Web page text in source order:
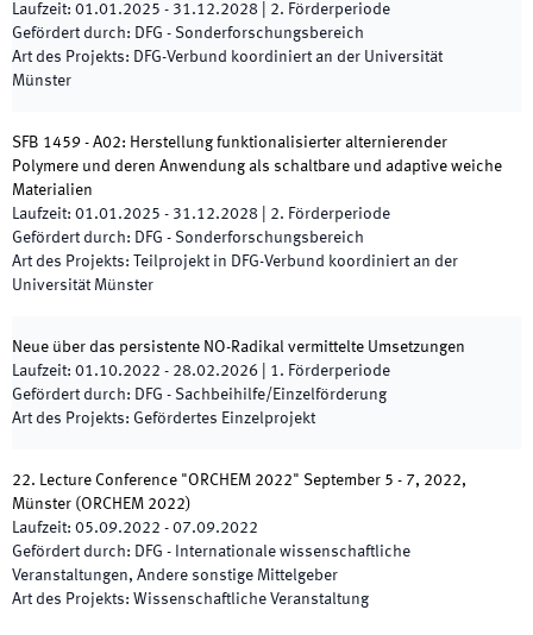
Laufzeit: 01.01.2025 - 31.12.2028 2. Förderperiode
Gefördert durch: DFG - Sonderforschungsbereich
Art des Projekts: DFG-Verbund koordiniert an der Universität
Münster
SFB 1459 - A02: Herstellung funktionalisierter alternierender
Polymere und deren Anwendung als schaltbare und adaptive weiche
Materialien
Laufzeit: 01.01.2025 - 31.12.2028 2. Förderperiode
Gefördert durch: DFG - Sonderforschungsbereich
Art des Projekts:
Teilprojekt in DFG-Verbund koordiniert an der
Universität Münster
Neue über das persistente NO-Radikal vermittelte Umsetzungen
Laufzeit: 01.10.2022 - 28.02.2026 1. Förderperiode
Gefördert durch: DFG - Sachbeihilfe/Einzelförderung
Art des Projekts: Gefördertes Einzelprojekt
22. Lecture Conference "ORCHEM 2022" September 5 - 7, 2022,
Münster (ORCHEM 2022)
Laufzeit: 05.09.2022 - 07.09.2022
Gefördert durch: DFG - Internationale wissenschaftliche
Veranstaltungen, Andere sonstige Mittelgeber
Art des Projekts: Wissenschaftliche Veranstaltung